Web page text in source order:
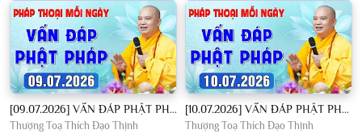
[09.07.2026] VẤN ĐÁP PHẬT PHÁP - Nghe Thầy giảng Pháp mỗi ngày CÔNG ĐỨC VÔ LƯỢNG│TT. Thích Đạo Thịnh
Thượng Toạ Thích Đạo Thịnh
[10.07.2026] VẤN ĐÁP PHẬT PHÁP - Nghe Thầy giảng Pháp mỗi ngày CÔNG ĐỨC VÔ LƯỢNG│TT. Thích Đạo Thịnh
Thượng Toạ Thích Đạo Thịnh